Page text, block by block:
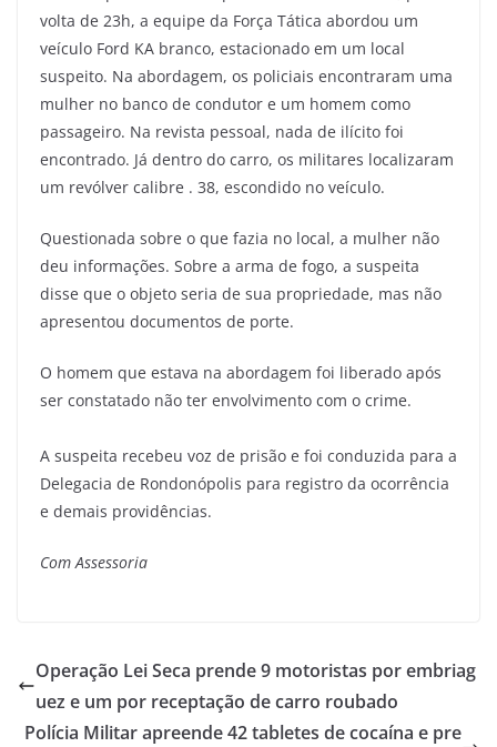
volta de 23h, a equipe da Força Tática abordou um
veículo Ford KA branco, estacionado em um local
suspeito. Na abordagem, os policiais encontraram uma
mulher no banco de condutor e um homem como
passageiro. Na revista pessoal, nada de ilícito foi
encontrado. Já dentro do carro, os militares localizaram
um revólver calibre . 38, escondido no veículo.
Questionada sobre o que fazia no local, a mulher não
deu informações. Sobre a arma de fogo, a suspeita
disse que o objeto seria de sua propriedade, mas não
apresentou documentos de porte.
O homem que estava na abordagem foi liberado após
ser constatado não ter envolvimento com o crime.
A suspeita recebeu voz de prisão e foi conduzida para a
Delegacia de Rondonópolis para registro da ocorrência
e demais providências.
Com Assessoria
Operação Lei Seca prende 9 motoristas por embriag
uez e um por receptação de carro roubado
Polícia Militar apreende 42 tabletes de cocaína e pre